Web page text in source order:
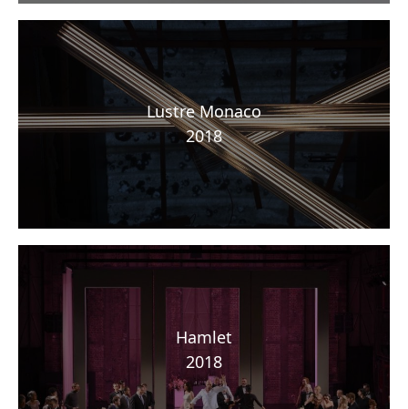
Lustre Monaco
2018
Hamlet
2018